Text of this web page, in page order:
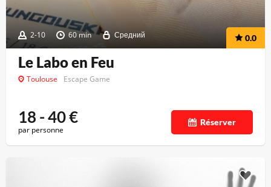
2-10 60 min Средний 0.0
Le Labo en Feu
Toulouse Escape Game
18 - 40€
par personne
Réserver